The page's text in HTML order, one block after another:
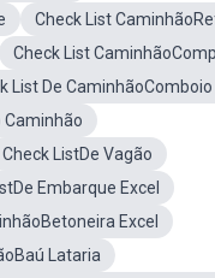
Check List
Check List
List De CaminhãoComboio
Caminhão
Check ListDe Vagão
Embarque Excel
Excel
Lataria